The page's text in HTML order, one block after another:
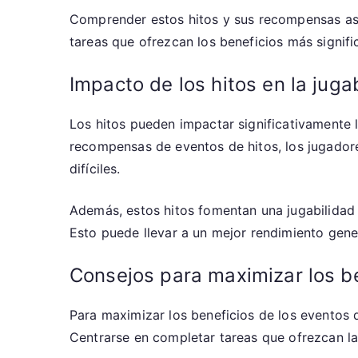
Comprender estos hitos y sus recompensas
tareas que ofrezcan los beneficios más
Impacto de los hitos en la
Los hitos pueden impactar
recompensas de eventos de hitos, los
difíciles.
Además, estos hitos fomentan una
Esto puede llevar a un mejor rendimiento
Consejos para maximizar los
Para maximizar los beneficios de los
Centrarse en completar tareas que ofrezcan